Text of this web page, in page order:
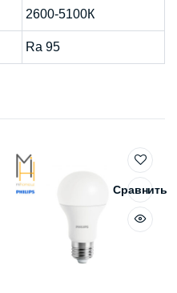
2600-5100К
Ra 95
Сравнить